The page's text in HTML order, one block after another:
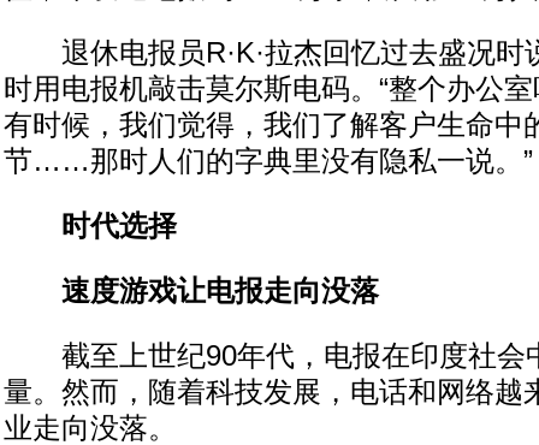
退休电报员R·K·拉杰回忆过去盛况时
时用电报机敲击莫尔斯电码。“整个办公
有时候，我们觉得，我们了解客户生命中
节……那时人们的字典里没有隐私一说。”
时代选择
速度游戏让电报走向没落
截至上世纪90年代，电报在印度社会
量。然而，随着科技发展，电话和网络越
业走向没落。